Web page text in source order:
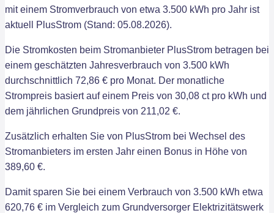
mit einem Stromverbrauch von etwa 3.500 kWh pro Jahr ist
aktuell PlusStrom (Stand: 05.08.2026).
Die Stromkosten beim Stromanbieter PlusStrom betragen bei
einem geschätzten Jahresverbrauch von 3.500 kWh
durchschnittlich 72,86 € pro Monat. Der monatliche
Strompreis basiert auf einem Preis von 30,08 ct pro kWh und
dem jährlichen Grundpreis von 211,02 €.
Zusätzlich erhalten Sie von PlusStrom bei Wechsel des
Stromanbieters im ersten Jahr einen Bonus in Höhe von
389,60 €.
Damit sparen Sie bei einem Verbrauch von 3.500 kWh etwa
620,76 € im Vergleich zum Grundversorger Elektrizitätswerk